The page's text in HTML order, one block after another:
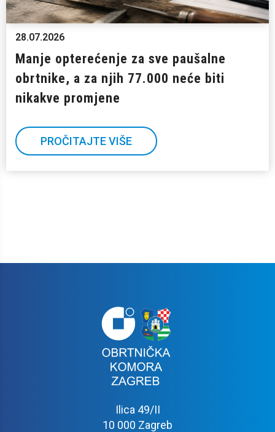
28.07.2026
Manje opterećenje za sve paušalne
obrtnike, a za njih 77.000 neće biti
nikakve promjene
PROČITAJTE VIŠE
Ilica 49/II
10 000 Zagreb